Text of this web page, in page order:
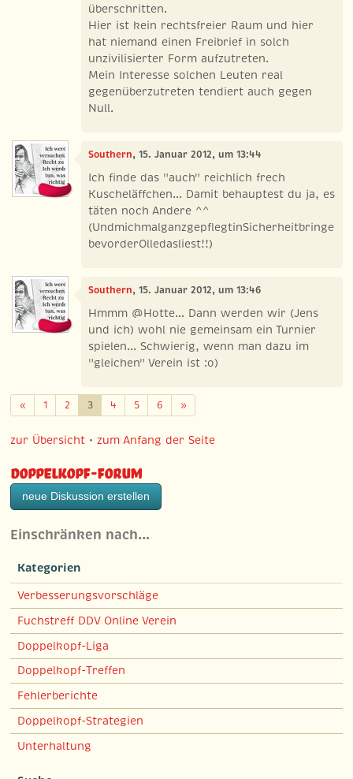
überschritten.
Hier ist kein rechtsfreier Raum und hier
hat niemand einen Freibrief in solch
unzivilisierter Form aufzutreten.
Mein Interesse solchen Leuten real
gegenüberzutreten tendiert auch gegen
Null.
Southern, 15. Januar 2012, um 13:44
Ich finde das "auch" reichlich frech
Kuscheläffchen... Damit behauptest du ja, es
täten noch Andere ^^
(UndmichmalganzgepflegtinSicherheitbringe
bevorderOlledasliest!!)
Southern, 15. Januar 2012, um 13:46
Hmmm @Hotte... Dann werden wir (Jens
und ich) wohl nie gemeinsam ein Turnier
spielen... Schwierig, wenn man dazu im
"gleichen" Verein ist :o)
«Zurück
1 2 3 4 5 6 »Weiter
zur Übersicht •zum Anfang der Seite
Doppelkopf-Forum
neue Diskussion erstellen
Einschränken nach…
Kategorien
Verbesserungsvorschläge
Fuchstreff DDV Online Verein
Doppelkopf-Liga
Doppelkopf-Treffen
Fehlerberichte
Doppelkopf-Strategien
Unterhaltung